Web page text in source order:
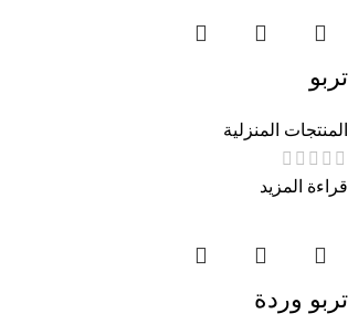
تربو
المنتجات المنزلية
قراءة المزيد
تربو وردة